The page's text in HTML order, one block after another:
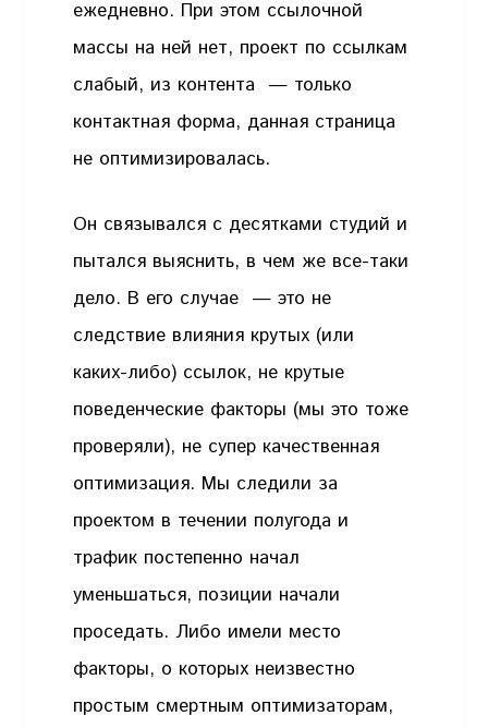
ежедневно. При этом ссылочной
массы на ней нет, проект по ссылкам
слабый, из контента — только
контактная форма, данная страница
не оптимизировалась.
Он связывался с десятками студий и
пытался выяснить, в чем же все-таки
дело. В его случае — это не
следствие влияния крутых (или
каких-либо) ссылок, не крутые
поведенческие факторы (мы это тоже
проверяли), не супер качественная
оптимизация. Мы следили за
проектом в течении полугода и
трафик постепенно начал
уменьшаться, позиции начали
проседать. Либо имели место
факторы, о которых неизвестно
простым смертным оптимизаторам,